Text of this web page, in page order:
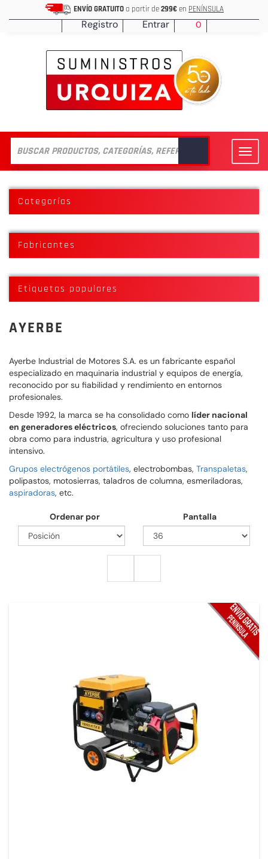
ENVÍO GRATUITOa partir de299€en PENÍNSULA
Registro Entrar 0
Categorías
Fabricantes
Etiquetas populares
AYERBE
Ayerbe Industrial de Motores S.A. es un fabricante español
especializado en maquinaria industrial y equipos de energía,
reconocido por su fiabilidad y rendimiento en entornos
profesionales.
Desde 1992, la marca se ha consolidado como líder nacional
en generadores eléctricos, ofreciendo soluciones tanto para
obra como para industria, agricultura y uso profesional
intensivo.
Grupos electrógenos portátiles, electrobombas, Transpaletas,
polipastos, motosierras, taladros de columna, esmeriladoras,
aspiradoras, etc.
Ordenar por Pantalla